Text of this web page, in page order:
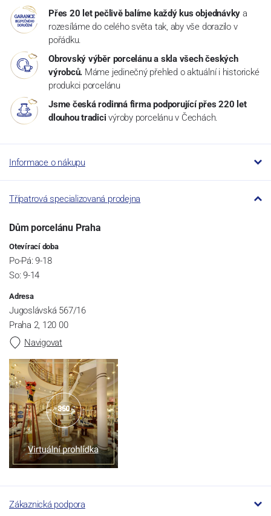
Přes 20 let pečlivě balíme každý kus objednávky a
rozesíláme do celého světa tak, aby vše dorazilo v
pořádku.
Obrovský výběr porcelánu a skla všech českých
výrobců. Máme jedinečný přehled o aktuální i historické
produkci porcelánu
Jsme česká rodinná firma podporující přes 220 let
dlouhou tradici výroby porcelánu v Čechách.
Informace o nákupu
Třípatrová specializovaná prodejna
Dům porcelánu Praha
Otevírací doba
Po-Pá: 9-18
So: 9-14
Adresa
Jugoslávská 567/16
Praha 2, 120 00
Navigovat
Zákaznická podpora